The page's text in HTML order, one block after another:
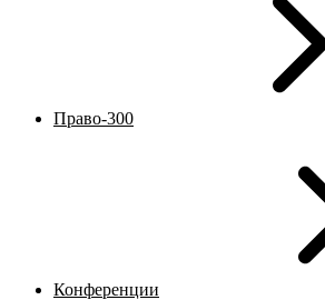
Право-300
Конференции